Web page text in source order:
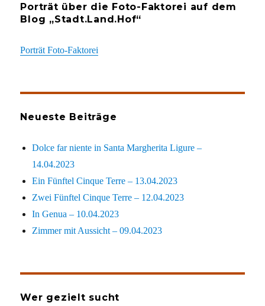
Porträt über die Foto-Faktorei auf dem
Blog „Stadt.Land.Hof“
Porträt Foto-Faktorei
Neueste Beiträge
Dolce far niente in Santa Margherita Ligure –
14.04.2023
Ein Fünftel Cinque Terre – 13.04.2023
Zwei Fünftel Cinque Terre – 12.04.2023
In Genua – 10.04.2023
Zimmer mit Aussicht – 09.04.2023
Wer gezielt sucht